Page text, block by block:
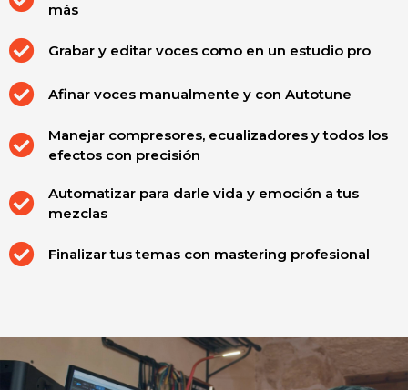
más
Grabar y editar voces como en un estudio pro
Afinar voces manualmente y con Autotune
Manejar compresores, ecualizadores y todos los
efectos con precisión
Automatizar para darle vida y emoción a tus
mezclas
Finalizar tus temas con mastering profesional